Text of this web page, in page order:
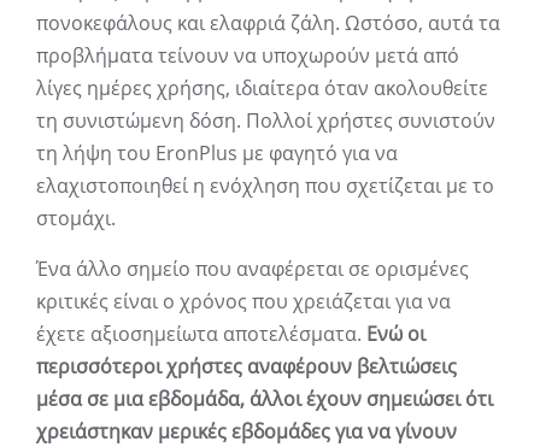
πονοκεφάλους και ελαφριά ζάλη. Ωστόσο, αυτά τα
προβλήματα τείνουν να υποχωρούν μετά από
λίγες ημέρες χρήσης, ιδιαίτερα όταν ακολουθείτε
τη συνιστώμενη δόση. Πολλοί χρήστες συνιστούν
τη λήψη του EronPlus με φαγητό για να
ελαχιστοποιηθεί η ενόχληση που σχετίζεται με το
στομάχι.
Ένα άλλο σημείο που αναφέρεται σε ορισμένες
κριτικές είναι ο χρόνος που χρειάζεται για να
έχετε αξιοσημείωτα αποτελέσματα. Ενώ οι
περισσότεροι χρήστες αναφέρουν βελτιώσεις
μέσα σε μια εβδομάδα, άλλοι έχουν σημειώσει ότι
χρειάστηκαν μερικές εβδομάδες για να γίνουν